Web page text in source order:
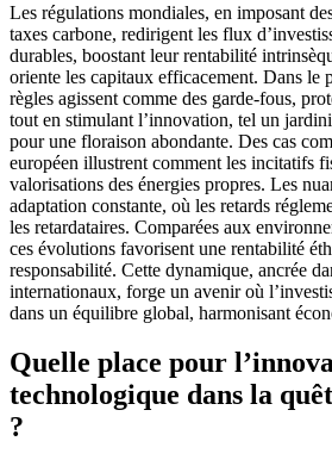
Les régulations mondiales, en imposant
taxes carbone, redirigent les flux
durables, boostant leur rentabilité
oriente les capitaux efficacement. Dans le
règles agissent comme des garde-fous,
tout en stimulant l’innovation, tel un
pour une floraison abondante. Des cas
européen illustrent comment les incitatifs
valorisations des énergies propres. Les
adaptation constante, où les retards
les retardataires. Comparées aux
ces évolutions favorisent une rentabilité
responsabilité. Cette dynamique, ancrée
internationaux, forge un avenir où
dans un équilibre global, harmonisant
Quelle place pour
technologique dans la
?